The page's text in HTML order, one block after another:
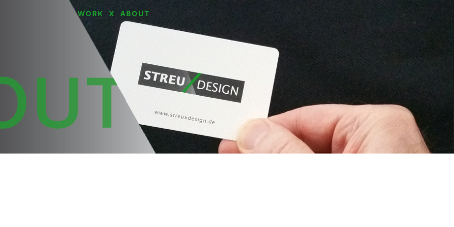
WORK X ABOUT